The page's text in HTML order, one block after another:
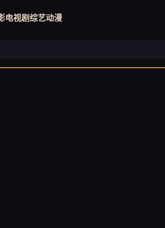
电视剧综艺动漫